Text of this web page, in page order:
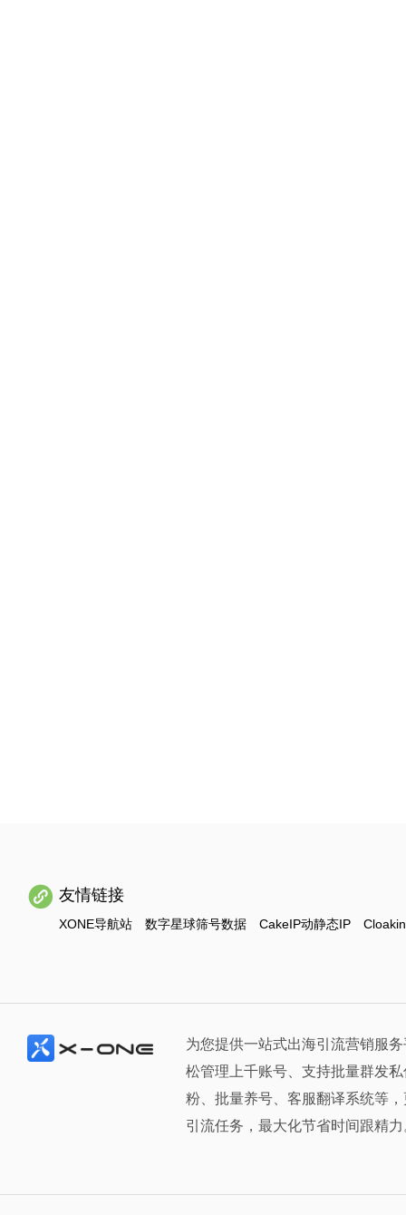
友情链接
XONE导航站 数字星球筛号数据 CakeIP动静态IP
为您提供一站式出海引流营销服
松管理上千账号、支持批量群发
粉、批量养号、客服翻译系统等
引流任务，最大化节省时间跟精力